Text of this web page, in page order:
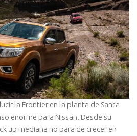
la Frontier en la planta de Santa
enorme para Nissan. Desde su
up mediana no para de crecer en